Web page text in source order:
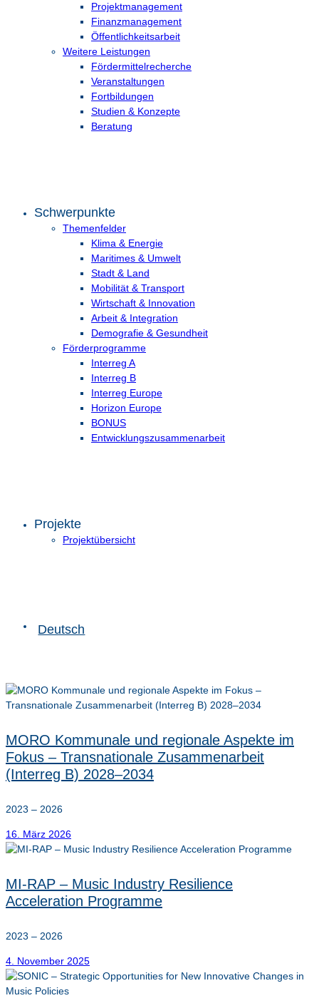
Projektmanagement
Finanzmanagement
Öffentlichkeitsarbeit
Weitere Leistungen
Fördermittelrecherche
Veranstaltungen
Fortbildungen
Studien & Konzepte
Beratung
Schwerpunkte
Themenfelder
Klima & Energie
Maritimes & Umwelt
Stadt & Land
Mobilität & Transport
Wirtschaft & Innovation
Arbeit & Integration
Demografie & Gesundheit
Förderprogramme
Interreg A
Interreg B
Interreg Europe
Horizon Europe
BONUS
Entwicklungs­zusammenarbeit
Projekte
Projektübersicht
Deutsch
MORO Kommunale und regionale Aspekte im
Fokus – Transnationale Zusammenarbeit
(Interreg B) 2028–2034
2023 – 2026
16. März 2026
MI-RAP – Music Industry Resilience
Acceleration Programme
2023 – 2026
4. November 2025